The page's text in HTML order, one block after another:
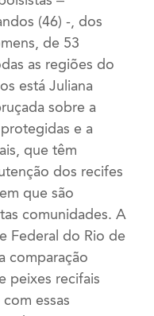
(46) -, dos
de 53
as regiões do
está Juliana
sobre a
e a
que têm
dos recifes
que são
comunidades. A
Federal do Rio de
comparação
peixes recifais
essas